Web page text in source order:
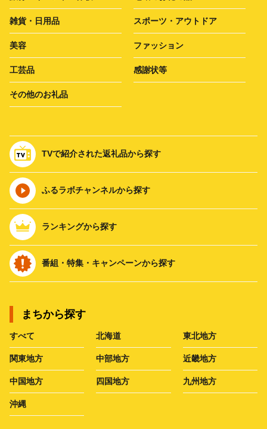
雑貨・日用品 スポーツ・アウトドア
美容 ファッション
工芸品 感謝状等
その他のお礼品
TVで紹介された返礼品から探す
ふるラボチャンネルから探す
ランキングから探す
番組・特集・キャンペーンから探す
まちから探す
すべて 北海道 東北地方
関東地方 中部地方 近畿地方
中国地方 四国地方 九州地方
沖縄